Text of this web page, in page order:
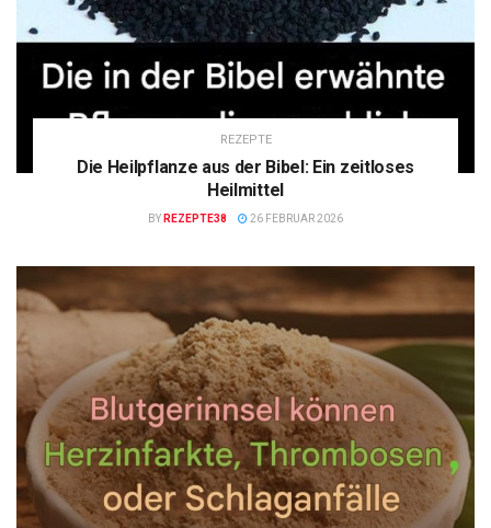
REZEPTE
Die Heilpflanze aus der Bibel: Ein zeitloses
Heilmittel
BY REZEPTE38 26 FEBRUAR 2026